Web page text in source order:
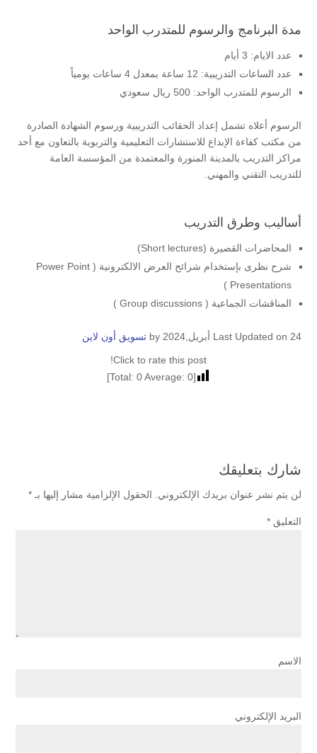
مدة البرنامج والرسوم للمتدرب الواحد
عدد الايام: 3 أيام
عدد الساعات التدريبية: 12 ساعة بمعدل 4 ساعات يومياً
الرسوم للمتدرب الواحد: 500 ريال سعودي
الرسوم أعلاه تشمل إعداد الحقائب التدريبية ورسوم الشهادة الصادرة
من مكتب كفاءة الإبداع للاستشارات التعليمية والتربوية بالتعاون مع أحد
مراكز التدريب بالمدينة المنورة والمعتمدة من المؤسسة العامة
للتدريب التقني والمهني.
أساليب وطرق التدريب
المحاضرات القصيرة (Short lectures)
شرح نظرى بإستخدام شرائح العرض الالكترونية ( Power Point
Presentations )
المناقشات الجماعية ( Group discussions )
Last Updated on 24 أبريل,2024 by تسويق أون لاين
Click to rate this post!
[Total:
0Average: 0
]
شارك بتعليقك
لن يتم نشر عنوان بريدك الإلكتروني. الحقول الإلزامية مشار إليها بـ *
التعليق *
الاسم
البريد الإلكتروني